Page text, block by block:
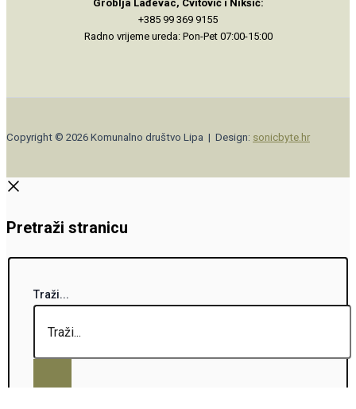
Groblja Lađevac, Cvitović i Nikšić:
+385 99 369 9155
Radno vrijeme ureda: Pon-Pet 07:00-15:00
Copyright © 2026 Komunalno društvo Lipa | Design: sonicbyte.hr
Pretraži stranicu
Traži...